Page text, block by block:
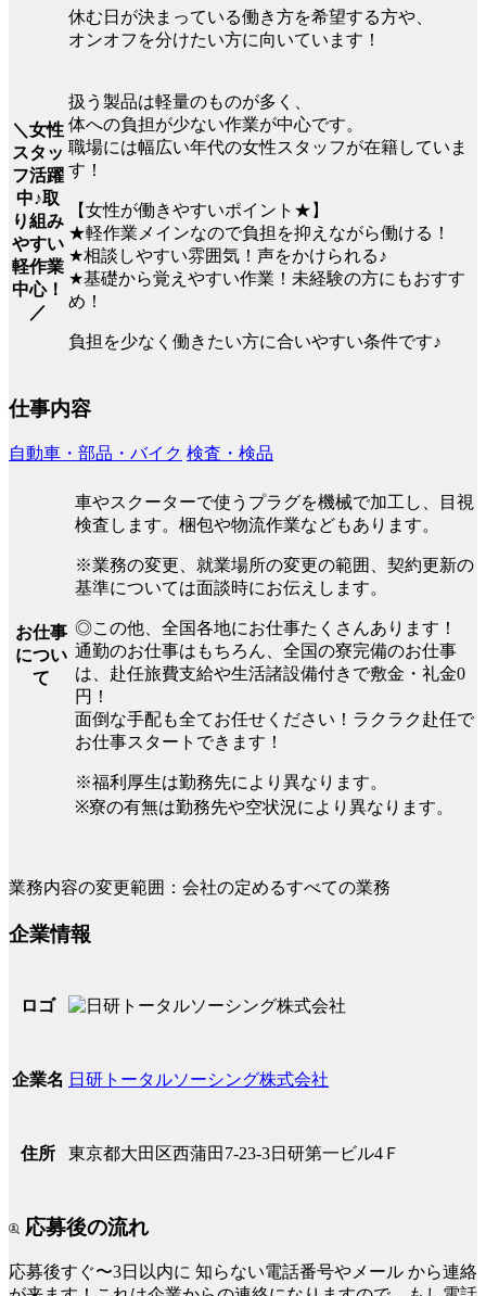
休む日が決まっている働き方を希望する方や、
オンオフを分けたい方に向いています！
＼女性
スタッ
フ活躍
中♪取
り組み
やすい
軽作業
中心！
／
扱う製品は軽量のものが多く、
体への負担が少ない作業が中心です。
職場には幅広い年代の女性スタッフが在籍していま
す！
【女性が働きやすいポイント★】
★軽作業メインなので負担を抑えながら働ける！
★相談しやすい雰囲気！声をかけられる♪
★基礎から覚えやすい作業！未経験の方にもおすす
め！
負担を少なく働きたい方に合いやすい条件です♪
仕事内容
自動車・部品・バイク 検査・検品
お仕事
につい
て
車やスクーターで使うプラグを機械で加工し、目視
検査します。梱包や物流作業などもあります。
※業務の変更、就業場所の変更の範囲、契約更新の
基準については面談時にお伝えします。
◎この他、全国各地にお仕事たくさんあります！
通勤のお仕事はもちろん、全国の寮完備のお仕事
は、赴任旅費支給や生活諸設備付きで敷金・礼金0
円！
面倒な手配も全てお任せください！ラクラク赴任で
お仕事スタートできます！
※福利厚生は勤務先により異なります。
※寮の有無は勤務先や空状況により異なります。
業務内容の変更範囲：会社の定めるすべての業務
企業情報
ロゴ
企業名 日研トータルソーシング株式会社
住所 東京都大田区西蒲田7-23-3日研第一ビル4Ｆ
応募後の流れ
応募後すぐ〜3日以内に 知らない電話番号やメール から連絡